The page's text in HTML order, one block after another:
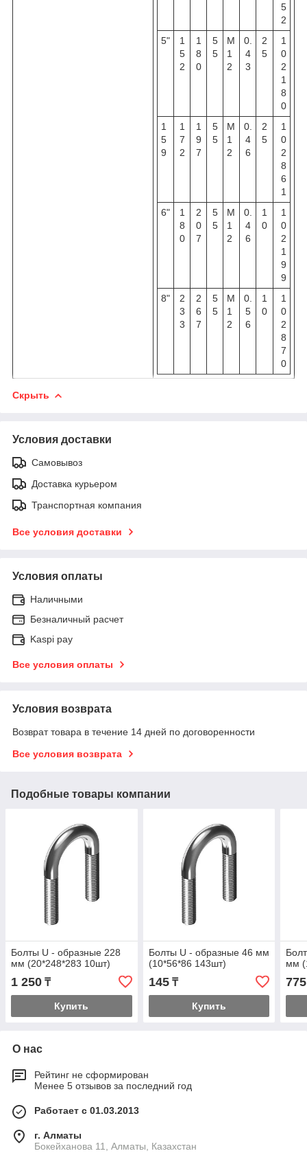
5
2
5"
1
5
2
1
8
0
5
5
M
1
2
0.
4
3
2
5
1
0
2
1
8
0
1
5
9
1
7
2
1
9
7
5
5
M
1
2
0.
4
6
2
5
1
0
2
8
6
1
6"
1
8
0
2
0
7
5
5
M
1
2
0.
4
6
1
0
1
0
2
1
9
9
8"
2
3
3
2
6
7
5
5
M
1
2
0.
5
6
1
0
1
0
2
8
7
0
Скрыть
Условия доставки
Самовывоз
Доставка курьером
Транспортная компания
Все условия доставки
Условия оплаты
Наличными
Безналичный расчет
Kaspi pay
Все условия оплаты
Условия возврата
Возврат товара в течение 14 дней по договоренности
Все условия возврата
Подобные товары компании
Болты U - образные 228
мм (20*248*283 10шт)
1 250 ₸
Купить
Болты U - образные 46 мм
(10*56*86 143шт)
145₸
Купить
мм
775
О нас
Рейтинг не сформирован
Менее 5 отзывов за последний год
Работает с 01.03.2013
г. Алматы
Бокейханова 11, Алматы, Казахстан